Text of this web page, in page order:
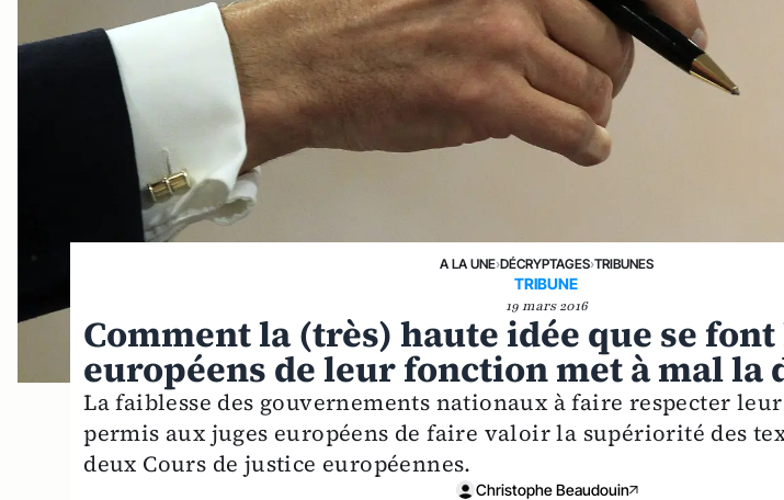
A LA UNE›DÉCRYPTAGES›TRIBUNES
TRIBUNE
19 mars 2016
Comment la (très) haute idée que se font
européens de leur fonction met à mal la
La faiblesse des gouvernements nationaux à faire respecter
permis aux juges européens de faire valoir la supériorité des
deux Cours de justice européennes.
Christophe Beaudouin